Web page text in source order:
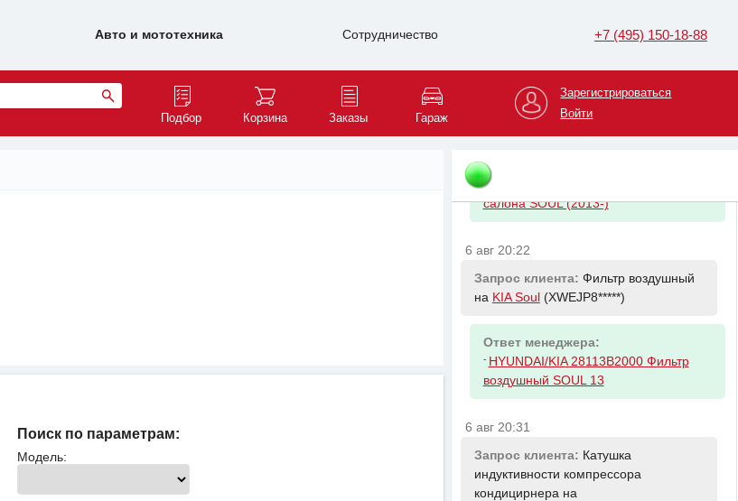
Авто и мототехника Сотрудничество +7 (495) 150-18-88
Подбор Корзина Заказы Гараж
Зарегистрироваться
Войти
Поиск по параметрам:
Модель:
масляный Kia & Hyundai
6 авг 20:22
Запрос клиента:Фильтр салона на
KIA Soul(XWEJP8*****)
Ответ менеджера:
-HYUNDAI/KIA 97133B2000 Фильтр
салона SOUL (2013-)
6 авг 20:22
Запрос клиента: Фильтр воздушный
на KIA Soul (XWEJP8*****)
Ответ менеджера:
- HYUNDAI/KIA 28113B2000 Фильтр
воздушный SOUL 13
6 авг 20:31
Запрос клиента: Катушка
индуктивности компрессора
кондицирнера на